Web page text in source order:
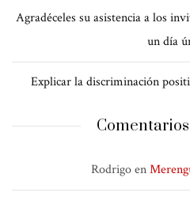
Agradéceles su asistencia a los
un día
Explicar la discriminación
Rodrigoen